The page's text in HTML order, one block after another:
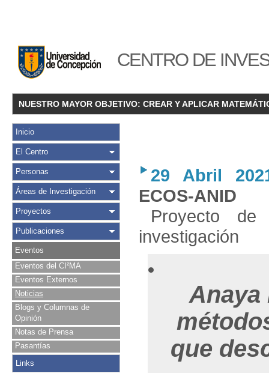
CENTRO DE
NUESTRO MAYOR OBJETIVO: CREAR Y APLICAR
Inicio
El Centro
Personas
Áreas de Investigación
Proyectos
Publicaciones
Eventos
Eventos del CI²MA
Eventos Externos
Noticias
Blogs y Columnas de
Opinión
Notas de Prensa
Pasantías
Links
29 Abril
ECOS-ANID
Proyecto
investigación
Anaya
que